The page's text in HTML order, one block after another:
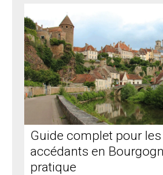
Guide complet pour
accédants en
pratique